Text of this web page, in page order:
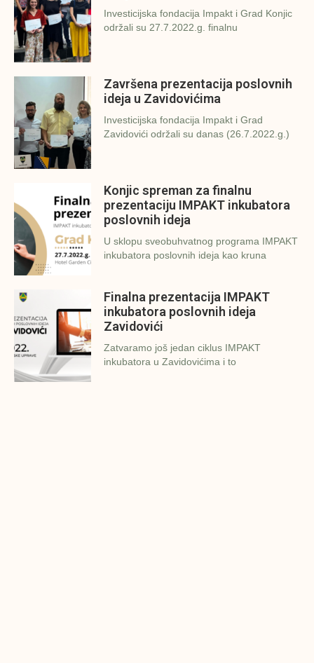
Investicijska fondacija Impakt i Grad Konjic
održali su 27.7.2022.g. finalnu
Završena prezentacija poslovnih
ideja u Zavidovićima
Investicijska fondacija Impakt i Grad
Zavidovići održali su danas (26.7.2022.g.)
Konjic spreman za finalnu
prezentaciju IMPAKT inkubatora
poslovnih ideja
U sklopu sveobuhvatnog programa IMPAKT
inkubatora poslovnih ideja kao kruna
Finalna prezentacija IMPAKT
inkubatora poslovnih ideja
Zavidovići
Zatvaramo još jedan ciklus IMPAKT
inkubatora u Zavidovićima i to